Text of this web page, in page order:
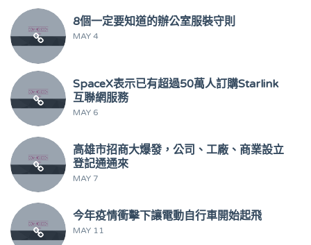
8個一定要知道的辦公室服裝守則
MAY 4
SpaceX表示已有超過50萬人訂購Starlink
互聯網服務
MAY 6
高雄市招商大爆發，公司、工廠、商業設立
登記通通來
MAY 7
今年疫情衝擊下讓電動自行車開始起飛
MAY 11